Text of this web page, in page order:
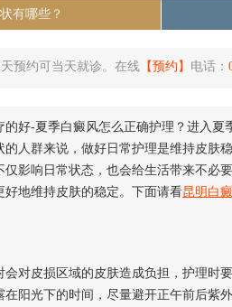
有哪些？
预约可当天就诊。在线 【预约】 电话：
-夏季白癜风怎么正确护理？进入夏
人群来说，做好日常护理是维持皮肤
影响日常状态，也会给生活带来不必
地维持皮肤的稳定。下面请看昆明白
皮损区域的皮肤造成负担，护理时
阳光下的时间，尽量避开正午前后紫